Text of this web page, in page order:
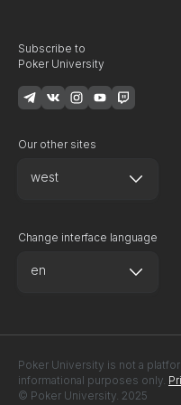
Subscribe to
Poker University
Our other sites
west
Change interface language
en
© Poker University. 2025
Poker University is not a
informational purposes only.